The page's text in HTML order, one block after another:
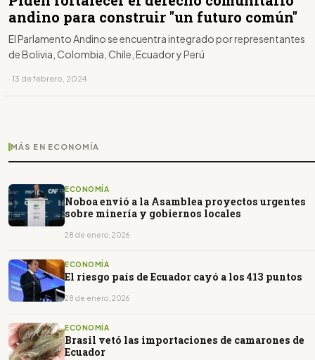
andino para construir "un futuro común"
El Parlamento Andino se encuentra integrado por representantes
de Bolivia, Colombia, Chile, Ecuador y Perú
· 13 de febrero, 2024
MÁS EN ECONOMÍA
ECONOMÍA
Noboa envió a la Asamblea proyectos urgentes
sobre minería y gobiernos locales
28 de enero, 2026
ECONOMÍA
El riesgo país de Ecuador cayó a los 413 puntos
28 de enero, 2026
ECONOMÍA
Brasil vetó las importaciones de camarones de
Ecuador